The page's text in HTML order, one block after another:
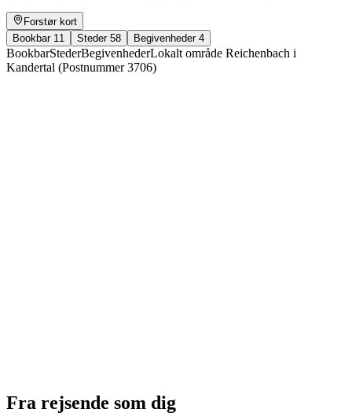
Forstør kort
Bookbar 11 Steder 58 Begivenheder 4
BookbarStederBegivenhederLokalt område Reichenbach i
Kandertal (Postnummer 3706)
Fra rejsende som dig